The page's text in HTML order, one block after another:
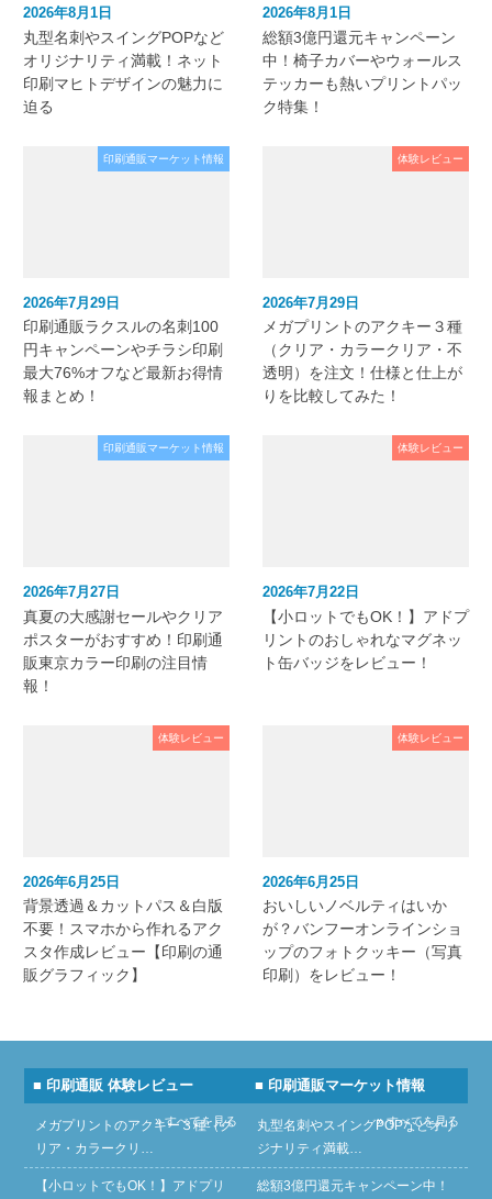
2026年8月1日
丸型名刺やスイングPOPなど
オリジナリティ満載！ネット
印刷マヒトデザインの魅力に
迫る
2026年8月1日
総額3億円還元キャンペーン
中！椅子カバーやウォールス
テッカーも熱いプリントパッ
ク特集！
印刷通販マーケット情報
2026年7月29日
印刷通販ラクスルの名刺100
円キャンペーンやチラシ印刷
最大76%オフなど最新お得情
報まとめ！
体験レビュー
2026年7月29日
メガプリントのアクキー３種
（クリア・カラークリア・不
透明）を注文！仕様と仕上が
りを比較してみた！
印刷通販マーケット情報
2026年7月27日
真夏の大感謝セールやクリア
ポスターがおすすめ！印刷通
販東京カラー印刷の注目情
報！
体験レビュー
2026年7月22日
【小ロットでもOK！】アドプ
リントのおしゃれなマグネッ
ト缶バッジをレビュー！
体験レビュー
2026年6月25日
背景透過＆カットパス＆白版
不要！スマホから作れるアク
スタ作成レビュー【印刷の通
販グラフィック】
体験レビュー
2026年6月25日
おいしいノベルティはいか
が？バンフーオンラインショ
ップのフォトクッキー（写真
印刷）をレビュー！
■ 印刷通販 体験レビュー
» すべてを見る
メガプリントのアクキー３種（ク
リア・カラークリ…
【小ロットでもOK！】アドプリ
■ 印刷通販マーケット情報
» すべてを見る
丸型名刺やスイングPOPなどオリ
ジナリティ満載…
総額3億円還元キャンペーン中！